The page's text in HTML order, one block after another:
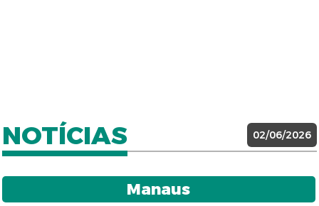
NOTÍCIAS 02/06/2026
Manaus